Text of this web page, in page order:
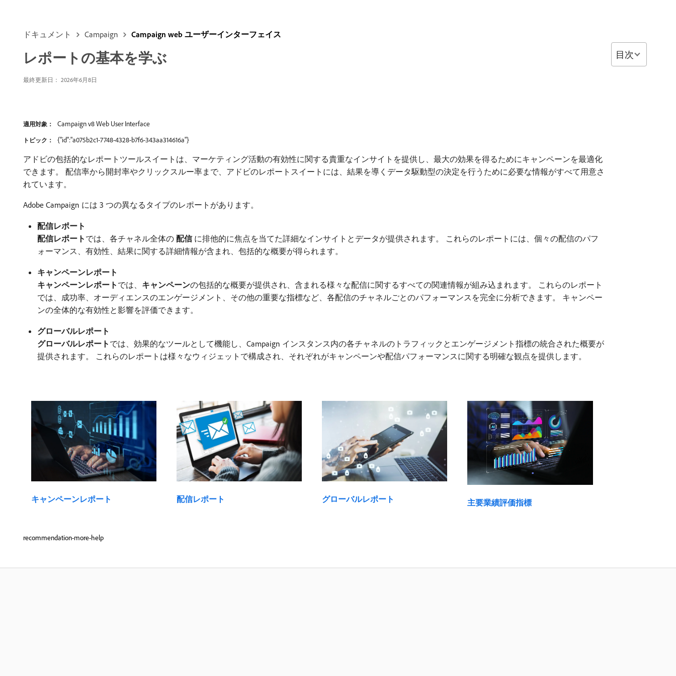
ドキュメント Campaign Campaign web ユーザーインターフェイス
レポートの基本を学ぶ
最終更新日： 2026年6月8日
適用対象： Campaign v8 Web User Interface
トピック： {"id":"a075b2c1-7748-4328-b7f6-343aa314616a"}
アドビの包括的なレポートツールスイートは、マーケティング活動の有効性に関する貴重なインサイトを提供し、最大の効果を得るためにキャンペーンを最適化
できます。 配信率から開封率やクリックスルー率まで、アドビのレポートスイートには、結果を導くデータ駆動型の決定を行うために必要な情報がすべて用意さ
れています。
Adobe Campaign には 3 つの異なるタイプのレポートがあります。
配信レポート
配信レポート ​では、各チャネル全体の​ 配信​に排他的に焦点を当てた詳細なインサイトとデータが提供されます。 これらのレポートには、個々の配信のパフ
ォーマンス、有効性、結果に関する詳細情報が含まれ、包括的な概要が得られます。
キャンペーンレポート
キャンペーンレポート ​では、 キャンペーン​の包括的な概要が提供され、含まれる様々な配信に関するすべての関連情報が組み込まれます。 これらのレポート
では、成功率、オーディエンスのエンゲージメント、その他の重要な指標など、各配信のチャネルごとのパフォーマンスを完全に分析できます。 キャンペー
ンの全体的な有効性と影響を評価できます。
グローバルレポート
グローバルレポート ​では、効果的なツールとして機能し、Campaign インスタンス内の各チャネルのトラフィックとエンゲージメント指標の統合された概要が
提供されます。 これらのレポートは様々なウィジェットで構成され、それぞれがキャンペーンや配信パフォーマンスに関する明確な観点を提供します。
キャンペーンレポート 配信レポート グローバルレポート 主要業績評価指標
recommendation-more-help
目次